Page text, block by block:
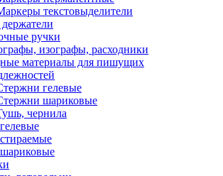
текстовыделители
ручки
изографы, расходники
материалы для пишущих
гелевые
шариковые
чернила